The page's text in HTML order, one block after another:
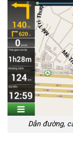
Dẫn đường,